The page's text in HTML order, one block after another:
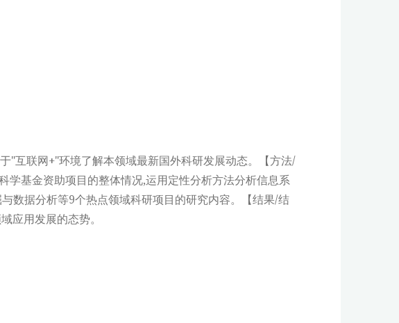
"互联网+"环境了解本领域最新国外科研发展动态。【方法/
基金资助项目的整体情况,运用定性分析方法分析信息系
数据分析等9个热点领域科研项目的研究内容。【结果/结
应用发展的态势。